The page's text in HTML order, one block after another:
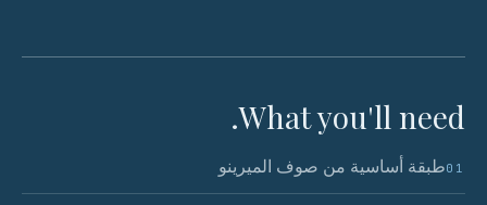
What you'll need.
01طبقة أساسية من صوف الميرينو